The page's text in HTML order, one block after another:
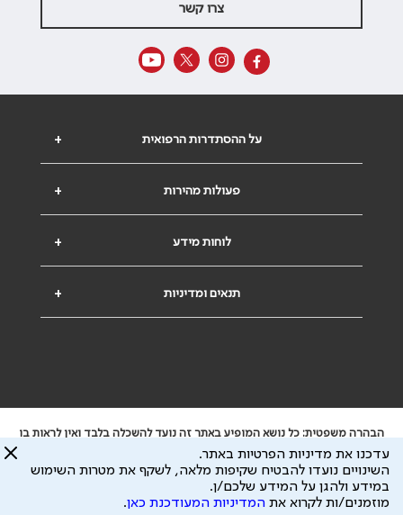
צרו קשר
+ על ההסתדרות הרפואית
+ פעולות מהירות
+ לוחות מידע
+ תנאים ומדיניות
הבהרה משפטית: כל נושא המופיע באתר זה נועד להשכלה בלבד ואין לראות בו
ייעוץ רפואי או משפטי. אין הר"י אחראית לתוכן המתפרסם באתר זה ולכל נזק
שעלול להיגרם.
ידוע לי שהר"י אוספת ושומרת מידע אישי לצורך מתן השרות וכי חלק ממנו עשוי
להיות מועבר לצדדים שלישיים, הכל בכפוף למדיניות הפרטיות
עדכנו את מדיניות הפרטיות באתר.
השינויים נועדו להבטיח שקיפות מלאה, לשקף את מטרות השימוש
במידע ולהגן על המידע שלכם/ן.
מוזמנים/ות לקרוא את המדיניות המעודכנת כאן.